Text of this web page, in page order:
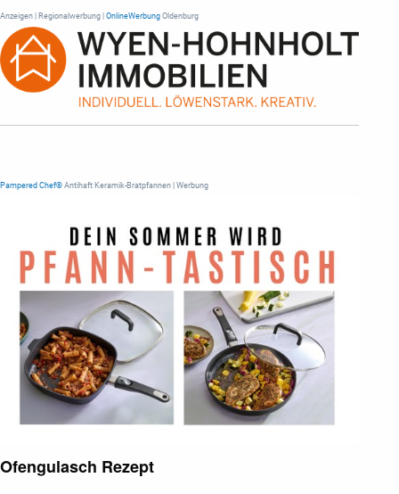
Anzeigen | Regionalwerbung | OnlineWerbung Oldenburg
Pampered Chef® Antihaft Keramik-Bratpfannen | Werbung
Ofengulasch Rezept